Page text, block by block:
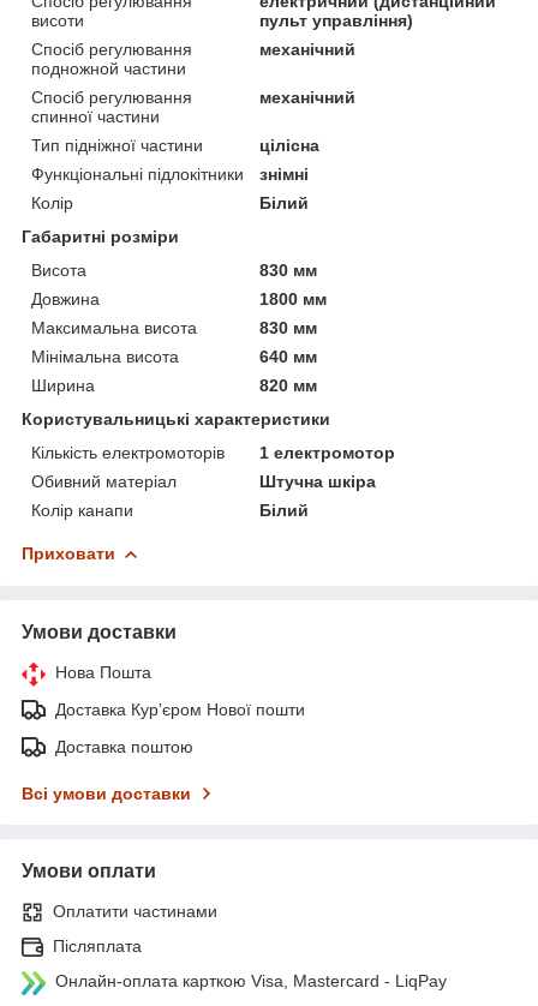
висоти
пульт управління)
Спосіб регулювання
подножной частини
механічний
Спосіб регулювання
спинної частини
механічний
Тип підніжної частини
цілісна
Функціональні підлокітники
знімні
Колір
Білий
Габаритні розміри
Висота
830 мм
Довжина
1800 мм
Максимальна висота
830 мм
Мінімальна висота
640 мм
Ширина
820 мм
Користувальницькі характеристики
Кількість електромоторів
1 електромотор
Обивний матеріал
Штучна шкіра
Колір канапи
Білий
Приховати
Умови доставки
Нова Пошта
Доставка Курʼєром Нової пошти
Доставка поштою
Всі умови доставки
Умови оплати
Оплатити частинами
Післяплата
Онлайн-оплата карткою Visa, Mastercard - LiqPay